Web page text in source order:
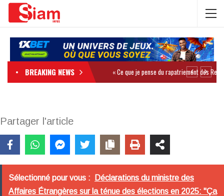
BREAKING NEWS
Partager l'article
Sélectionné pour vous :
Déclarations du ministre des
Affaires Étrangères sur la ténue des élections en 2025: "Ça